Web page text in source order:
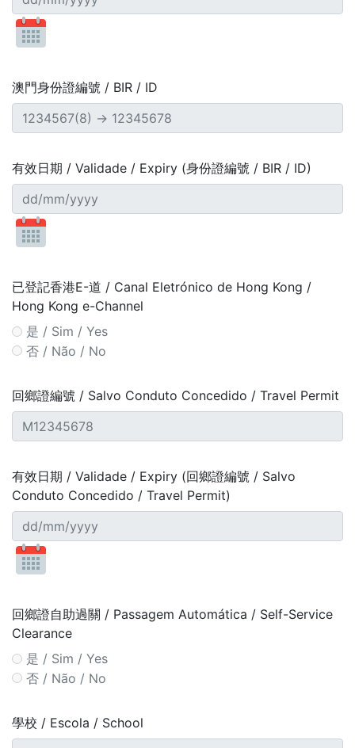
澳門身份證編號 / BIR / ID
有效日期 / Validade / Expiry (身份證編號 / BIR / ID)
已登記香港E-道 / Canal Eletrónico de Hong Kong /
Hong Kong e-Channel
是 / Sim / Yes
否 / Não / No
回鄉證編號 / Salvo Conduto Concedido / Travel Permit
有效日期 / Validade / Expiry (回鄉證編號 / Salvo
Conduto Concedido / Travel Permit)
回鄉證自助過關 / Passagem Automática / Self-Service
Clearance
是 / Sim / Yes
否 / Não / No
學校 / Escola / School